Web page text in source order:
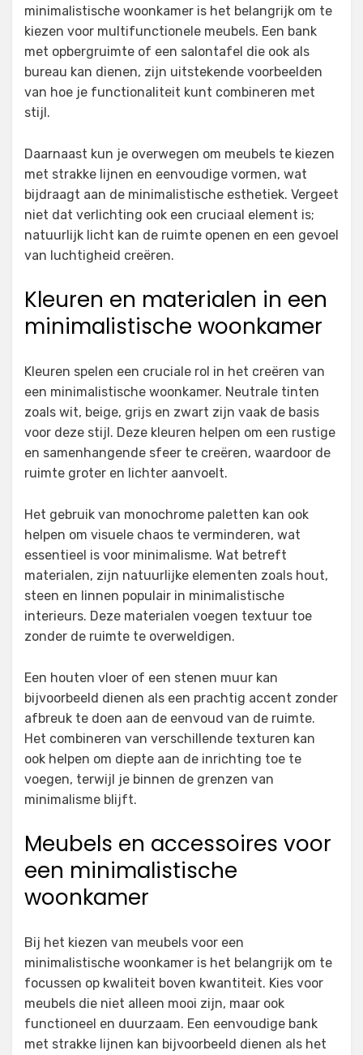
minimalistische woonkamer is het belangrijk om te
kiezen voor multifunctionele meubels. Een bank
met opbergruimte of een salontafel die ook als
bureau kan dienen, zijn uitstekende voorbeelden
van hoe je functionaliteit kunt combineren met
stijl.
Daarnaast kun je overwegen om meubels te kiezen
met strakke lijnen en eenvoudige vormen, wat
bijdraagt aan de minimalistische esthetiek. Vergeet
niet dat verlichting ook een cruciaal element is;
natuurlijk licht kan de ruimte openen en een gevoel
van luchtigheid creëren.
Kleuren en materialen in een
minimalistische woonkamer
Kleuren spelen een cruciale rol in het creëren van
een minimalistische woonkamer. Neutrale tinten
zoals wit, beige, grijs en zwart zijn vaak de basis
voor deze stijl. Deze kleuren helpen om een rustige
en samenhangende sfeer te creëren, waardoor de
ruimte groter en lichter aanvoelt.
Het gebruik van monochrome paletten kan ook
helpen om visuele chaos te verminderen, wat
essentieel is voor minimalisme. Wat betreft
materialen, zijn natuurlijke elementen zoals hout,
steen en linnen populair in minimalistische
interieurs. Deze materialen voegen textuur toe
zonder de ruimte te overweldigen.
Een houten vloer of een stenen muur kan
bijvoorbeeld dienen als een prachtig accent zonder
afbreuk te doen aan de eenvoud van de ruimte.
Het combineren van verschillende texturen kan
ook helpen om diepte aan de inrichting toe te
voegen, terwijl je binnen de grenzen van
minimalisme blijft.
Meubels en accessoires voor
een minimalistische
woonkamer
Bij het kiezen van meubels voor een
minimalistische woonkamer is het belangrijk om te
focussen op kwaliteit boven kwantiteit. Kies voor
meubels die niet alleen mooi zijn, maar ook
functioneel en duurzaam. Een eenvoudige bank
met strakke lijnen kan bijvoorbeeld dienen als het